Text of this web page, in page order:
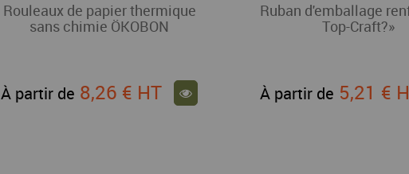
Rouleaux de papier thermique
sans chimie ÖKOBON
À partir de 8,26 € HT
Ruban d'emballage
Top-Craft?»
À partir de 5,21 €